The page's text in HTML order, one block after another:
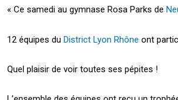
« Ce samedi au gymnase Rosa Parks de
12 équipes du District Lyon Rhône ont
Quel plaisir de voir toutes ses pépites !